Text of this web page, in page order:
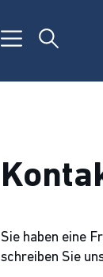
Sie haben eine
schreiben Sie